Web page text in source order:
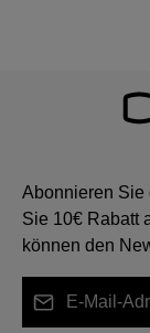
Abonnieren Sie
Sie 10€ Rabatt
können den